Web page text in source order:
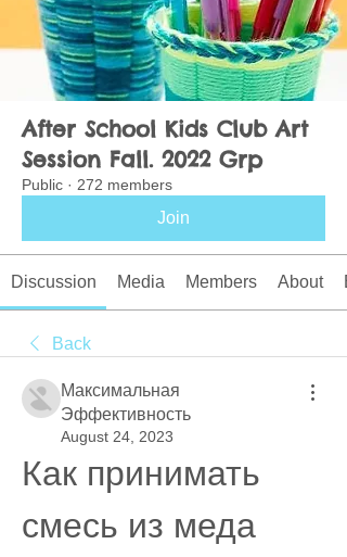
After School Kids Club Art
Session Fall. 2022 Grp
Public · 272 members
Join
Discussion Media Members About
Back
Максимальная
Эффективность
August 24, 2023
Как принимать
смесь из меда